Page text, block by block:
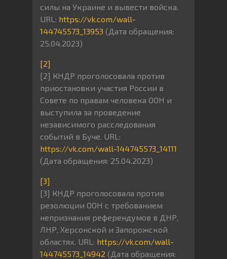
силы на Украине и вывести войска.
URL: https://vk.com/wall-
144745573_13953 (Дата обращения:
25.04.2023)
[2]
[2] КНДР проголосовала против
приостановки участия России в
Совете по правам человека ООН и
выступила за проведение
независимого расследования
событий в Буче. URL:
https://vk.com/wall-144745573_14111
(Дата обращения: 25.04.2023)
[3]
[3] КНДР проголосовала против
резолюции ООН с требованием
непризнания референдумов в ДНР,
ЛНР, Херсонской и Запорожской
областях. URL: https://vk.com/wall-
144745573_14942 (Дата обращения: